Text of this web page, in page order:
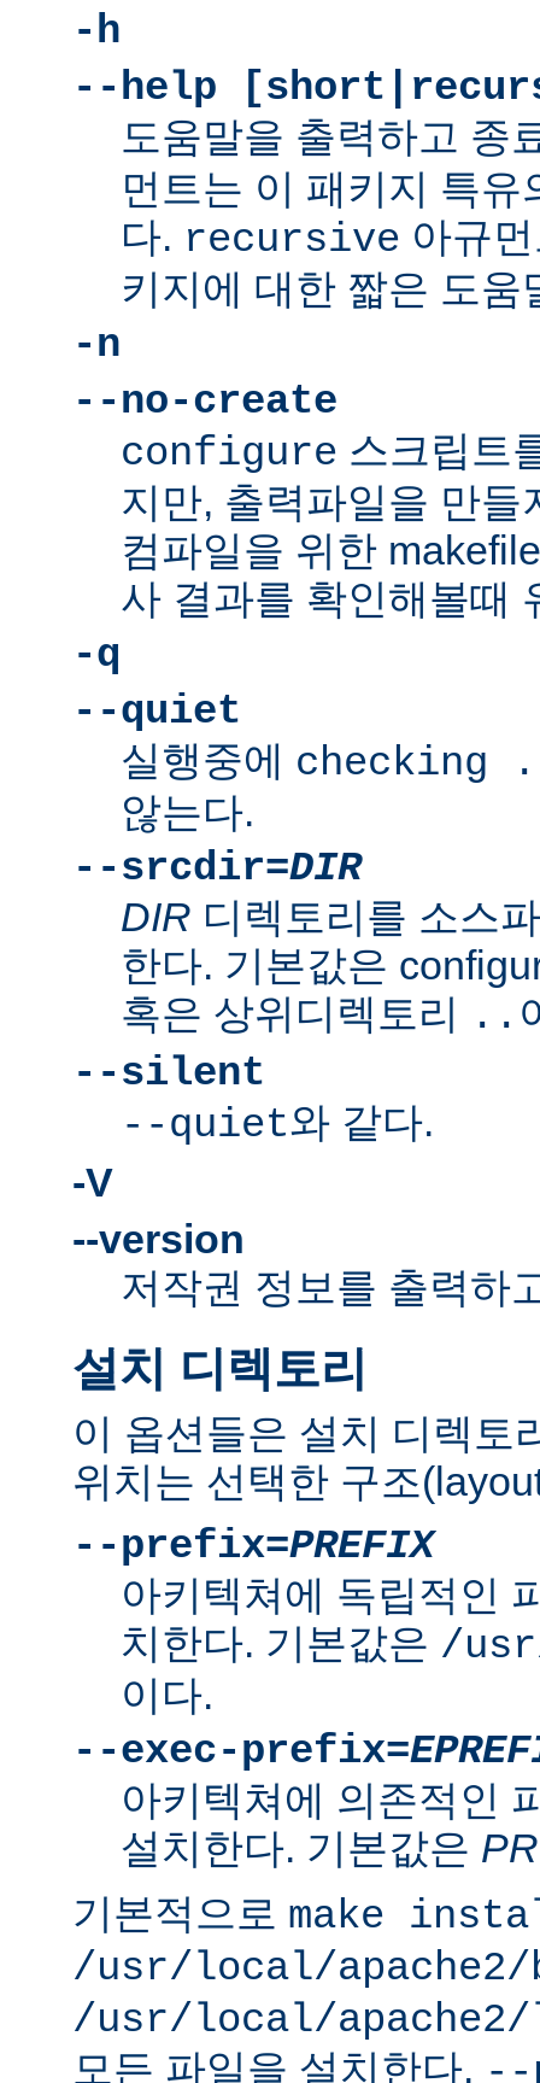
-h
--help
도움말을 출력하고 종
먼트는 이 패키지 특
다. recursive 아규
키지에 대한 짧은 도움
-n
--no-create
configure 스크립트
지만, 출력파일을 만들
컴파일을 위한
사 결과를 확인해볼때
-q
--quiet
실행중에 checking
않는다.
--srcdir=DIR
DIR 디렉토리를 소스
한다. 기본값은
혹은 상위디렉토리 ..
--silent
--quiet와 같다.
-V
--version
저작권 정보를 출력하
설치 디렉토리
이 옵션들은 설치 디렉토
위치는 선택한 구조
--prefix=PREFIX
아키텍쳐에 독립적인
치한다. 기본값은 /
이다.
--exec-prefix=
아키텍쳐에 의존적인
설치한다. 기본값은
기본적으로 make
/usr/local/
/usr/local/
모든 파일을 설치한다. --